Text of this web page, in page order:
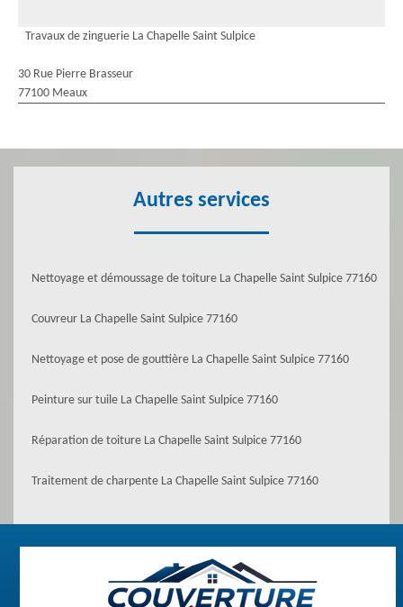
Travaux de zinguerie La Chapelle Saint Sulpice
30 Rue Pierre Brasseur
77100 Meaux
Autres services
Nettoyage et démoussage de toiture La Chapelle Saint Sulpice 77160
Couvreur La Chapelle Saint Sulpice 77160
Nettoyage et pose de gouttière La Chapelle Saint Sulpice 77160
Peinture sur tuile La Chapelle Saint Sulpice 77160
Réparation de toiture La Chapelle Saint Sulpice 77160
Traitement de charpente La Chapelle Saint Sulpice 77160